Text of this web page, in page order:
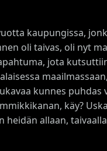
kaupungissa,
oli taivas, oli nyt
jota
kunnes puhdas
käy?
heidän allaan,